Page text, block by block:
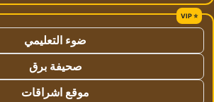
ضوء التعليمي
صحيفة برق
موقع اشراقات